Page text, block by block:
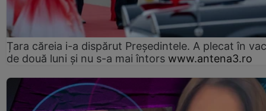
Țara căreia i-a dispărut Președintele. A plecat în
de două luni și nu s-a mai întors www.antena3.ro